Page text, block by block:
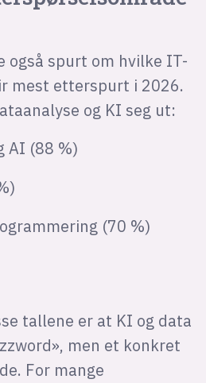
også spurt om hvilke IT-
mest etterspurt i 2026.
og KI seg ut:
AI (88 %)
(70 %)
tallene er at KI og data
men et konkret
For mange